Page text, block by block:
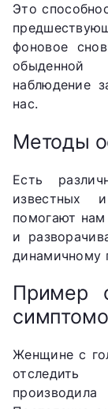
Это
фоновое
наблюдение
нас.
Методы
Есть
известных
помогают
и
динамичному
Пример
Женщине с
отследить